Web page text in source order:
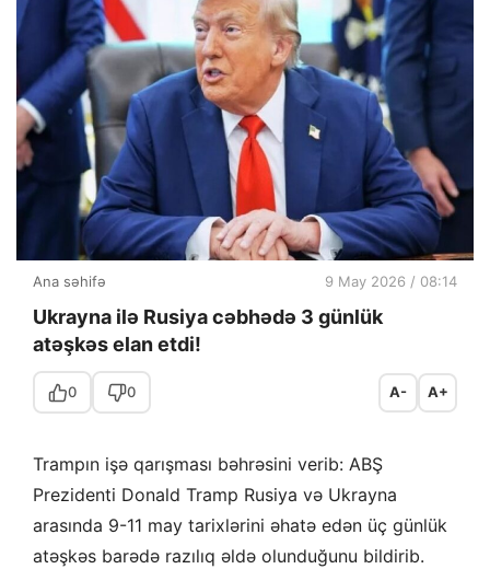
Ana səhifə 9 May 2026 / 08:14
Ukrayna ilə Rusiya cəbhədə 3 günlük
atəşkəs elan etdi!
0 0 A- A+
Trampın işə qarışması bəhrəsini verib: ABŞ
Prezidenti Donald Tramp Rusiya və Ukrayna
arasında 9-11 may tarixlərini əhatə edən üç günlük
atəşkəs barədə razılıq əldə olunduğunu bildirib.